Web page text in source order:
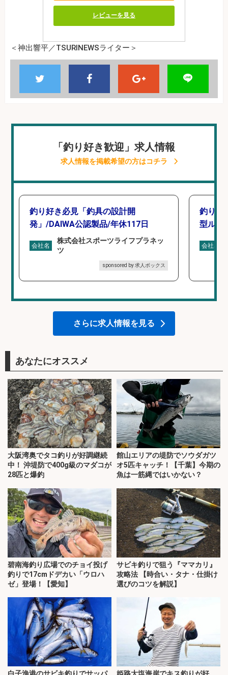
レビューを見る
＜神出響平／TSURINEWSライター＞
「釣り好き歓迎」求人情報
求人情報を掲載希望の方はコチラ
釣り好き必見「釣具の設計開
発」/DAIWA公認製品/年休117日
会社名
株式会社スポーツライフプラネッ
ツ
sponsored by 求人ボックス
釣り好
型ルー
会社名
さらに求人情報を見る
あなたにオススメ
大阪湾奥でタコ釣りが好調継続
中！ 沖堤防で400g級のマダコが
28匹と爆釣
館山エリアの堤防でソウダガツ
オ5匹キャッチ！【千葉】今期の
魚は一筋縄ではいかない？
碧南海釣り広場でのチョイ投げ
釣りで17cmドデカい「ウロハ
ゼ」登場！【愛知】
サビキ釣りで狙う『ママカリ』
攻略法 【時合い・タナ・仕掛け
選びのコツを解説】